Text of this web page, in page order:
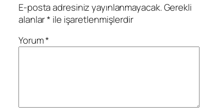
E-posta adresiniz yayınlanmayacak.Gerekli
alanlar* ile işaretlenmişlerdir
Yorum*